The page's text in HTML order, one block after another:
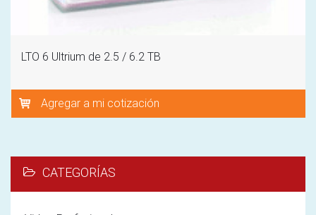
LTO 6 Ultrium de 2.5 / 6.2 TB
Agregar a mi cotización
CATEGORÍAS